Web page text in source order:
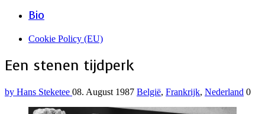
Bio
Cookie Policy (EU)
Menu
Een stenen tijdperk
by Hans Steketee 08. August 1987 België, Frankrijk, Nederland 0